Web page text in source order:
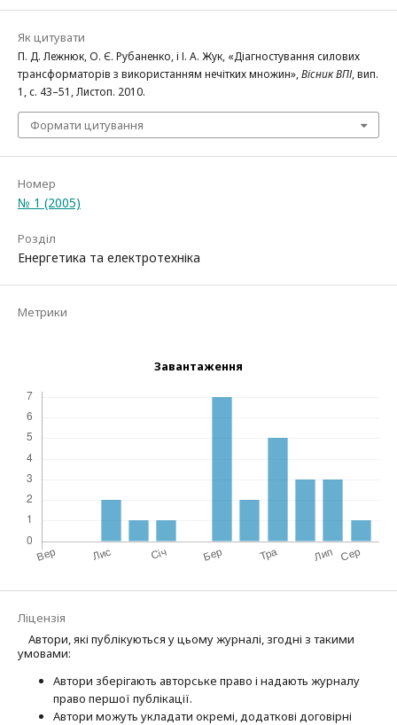
Як цитувати
П. Д. Лежнюк, О. Є. Рубаненко, і І. А. Жук, «Діагностування силових
трансформаторів з використанням нечітких множин»,Вісник ВПІ, вип.
1, с. 43–51, Листоп. 2010.
Формати цитування
Номер
№ 1 (2005)
Розділ
Енергетика та електротехніка
Метрики
Завантаження
Ліцензія
Автори, які публікуються у цьому журналі, згодні з такими
умовами:
Автори зберігають авторське право і надають журналу
право першої публі­кації.
Автори можуть укладати окремі, додат­кові договірні